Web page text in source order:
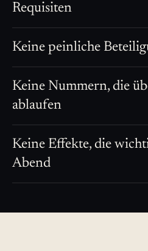
Requisiten
Keine peinliche
Keine Nummern, die
ablaufen
Keine Effekte, die
Abend